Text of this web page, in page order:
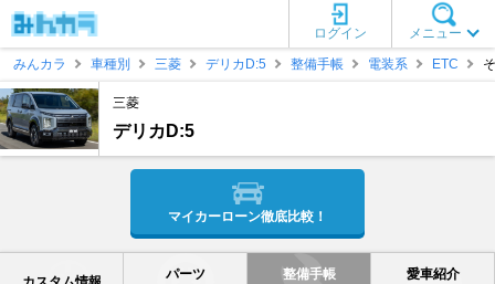
メニュー
ログイン
みんカラ
車種別 三菱 デリカD:5 整備手帳 電装系 ETC
三菱
デリカD:5
マイカーローン徹底比較！
パーツ 整備手帳 愛車紹介